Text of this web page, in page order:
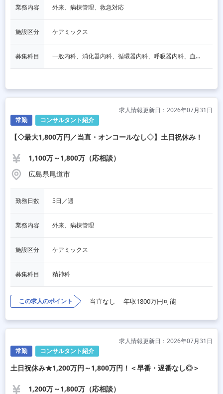
業務内容 外来、病棟管理、救急対応
施設区分 ケアミックス
募集科目 一般内科、消化器内科、循環器内科、呼吸器内科、血液内科、脳神経内科、内分泌内科、老人内科、一般外科、消化器外科、その他
常勤 コンサルタント紹介
求人情報更新日：2026年07月31日
【◇最大1,800万円／当直・オンコールなし◇】土日祝休み！
1,100万～1,800万（応相談）
広島県尾道市
勤務日数 5日／週
業務内容 外来、病棟管理
施設区分 ケアミックス
募集科目 精神科
この求人のポイント 当直なし 年収1800万円可能
常勤 コンサルタント紹介
求人情報更新日：2026年07月31日
土日祝休み★1,200万円～1,800万円！＜早番・遅番なし◎＞
1,200万～1,800万（応相談）